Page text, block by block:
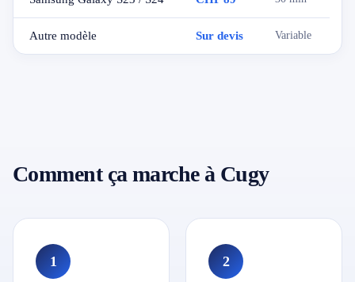
Autre modèle Sur devis Variable
Comment ça marche à Cugy
1 2